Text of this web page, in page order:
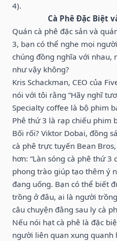
4).
Cà Phê Đặc Biệt
Quán cà phê đặc sản và
3, bạn có thể nghe mọi
chúng đồng nghĩa với nhau,
như vậy không?
Kris Schackman, CEO của
nói với tôi rằng “Hãy nghĩ
Specialty coffee là bộ phim
Phê thứ 3 là rạp chiếu phim
Bối rối? Viktor Dobai, đồng
cà phê trực tuyến Bean
hơn: “Làn sóng cà phê thứ
phong trào giúp tạo thêm ý
đang uống. Bạn có thể biết
trồng ở đâu, ai là người
câu chuyện đằng sau ly cà
Nếu nói hạt cà phê là đặc
người liên quan xung quanh